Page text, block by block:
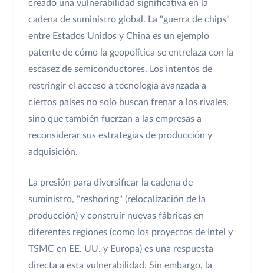
creado una vulnerabilidad significativa en la
cadena de suministro global. La "guerra de chips"
entre Estados Unidos y China es un ejemplo
patente de cómo la geopolítica se entrelaza con la
escasez de semiconductores. Los intentos de
restringir el acceso a tecnología avanzada a
ciertos países no solo buscan frenar a los rivales,
sino que también fuerzan a las empresas a
reconsiderar sus estrategias de producción y
adquisición.
La presión para diversificar la cadena de
suministro, "reshoring" (relocalización de la
producción) y construir nuevas fábricas en
diferentes regiones (como los proyectos de Intel y
TSMC en EE. UU. y Europa) es una respuesta
directa a esta vulnerabilidad. Sin embargo, la